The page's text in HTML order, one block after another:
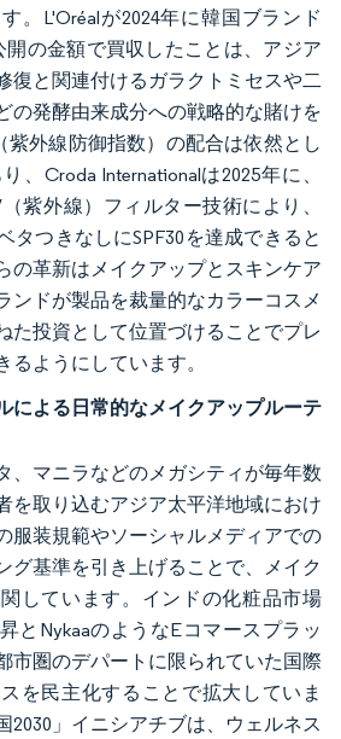
。L'Oréalが2024年に韓国ブランド
開の金額で買収したことは、アジア
復と関連付けるガラクトミセスや二
の発酵由来成分への戦略的な賭けを
紫外線防御指数）の配合は依然とし
、Croda Internationalは2025年に、
紫外線）フィルター技術により、
タつきなしにSPF30を達成できると
の革新はメイクアップとスキンケア
ンドが製品を裁量的なカラーコスメ
た投資として位置づけることでプレ
るようにしています。
による日常的なメイクアップルーテ
、マニラなどのメガシティが毎年数
を取り込むアジア太平洋地域におけ
服装規範やソーシャルメディアでの
グ基準を引き上げることで、メイク
しています。インドの化粧品市場
とNykaaのようなEコマースプラッ
市圏のデパートに限られていた国際
を民主化することで拡大していま
2030」イニシアチブは、ウェルネス